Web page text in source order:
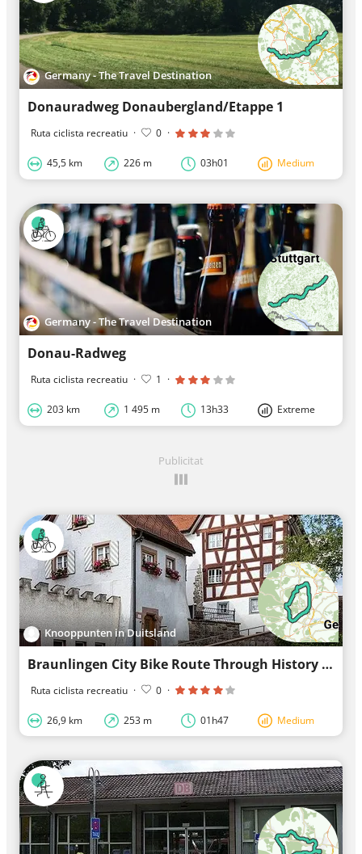
Germany - The Travel Destination
Donauradweg Donaubergland/Etappe 1
Ruta ciclista recreatiu · 0 ·
45,5 km 226 m 03h01 Medium
Germany - The Travel Destination
Donau-Radweg
Ruta ciclista recreatiu · 1 ·
203 km 1 495 m 13h33 Extreme
Publicitat
Knooppunten in Duitsland
Braunlingen City Bike Route Through History and Nature
Ruta ciclista recreatiu · 0 ·
26,9 km 253 m 01h47 Medium